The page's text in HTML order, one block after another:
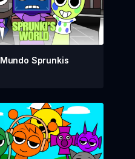
Mundo Sprunkis